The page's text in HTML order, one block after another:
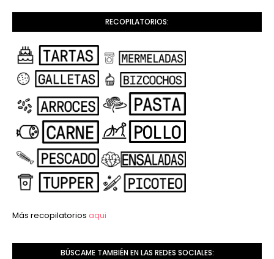
RECOPILATORIOS:
Más recopilatorios aqui
BÚSCAME TAMBIÉN EN LAS REDES SOCIALES: